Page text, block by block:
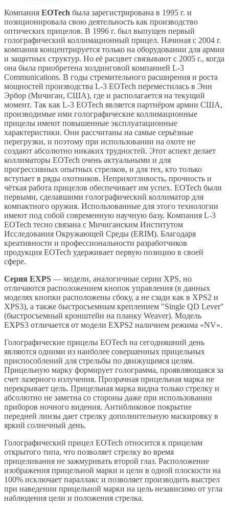
Компания EOTech была зарегистрирована в 1995 г. и
позиционировала свою деятельность как производство
оптических прицелов. В 1996 г. был выпущен первый
голографический коллимационный прицел. Начиная с 2004 г.
компания концентрируется только на оборудовании для армии
и защитных структур. Но её расцвет связывают с 2005 г., когда
она была приобретена холдинговой компанией L-3
Communications. В годы стремительного расширения и роста
мощностей производства L-3 EOTech переместилась в Энн
Эрбор (Мичиган, США), где и располагается на текущий
момент. Так как L-3 EOTech является партнёром армии США,
производимые ими голографические коллимационные
прицелы имеют повышенные эксплуатационные
характеристики. Они рассчитаны на самые серьёзные
перегрузки, и поэтому при использовании на охоте не
создают абсолютно никаких трудностей. Этот аспект делает
коллиматоры EOTech очень актуальными и для
прогрессивных опытных стрелков, и для тех, кто только
вступает в ряды охотников. Неприхотливость, прочность и
чёткая работа прицелов обеспечивает им успех. EOTech были
первыми, сделавшими голографический коллиматор для
компактного оружия. Использованные для этого технологии
имеют под собой современную научную базу. Компания L-3
EOTech тесно связана с Мичиганским Институтом
Исследования Окружающей Среды (ERIM). Благодаря
креативности и профессиональности разработчиков
продукция EOTech удерживает первую позицию в своей
сфере.
Серия EXPS — модели, аналогичные серии XPS, но
отличаются расположением кнопок управления (в данных
моделях кнопки расположены сбоку, а не сзади как в XPS2 и
XPS3), а также быстросъемным креплением "Single QD Lever"
(быстросъемный кронштейн на планку Weaver). Модель
EXPS3 отличается от модели EXPS2 наличием режима «NV».
Голографические прицелы EOTech на сегодняшний день
являются одними из наиболее совершенных прицельных
приспособлений для стрельбы по движущимся целям.
Прицельную марку формирует голограмма, проявляющаяся за
счет лазерного излучения. Прозрачная прицельная марка не
перекрывает цель. Прицельная марка видна только стрелку и
абсолютно не заметна со стороны даже при использовании
приборов ночного видения. Антибликовое покрытие
передней линзы дает стрелку дополнительную маскировку в
яркий солнечный день.
Голографический прицел EOTech относится к прицелам
открытого типа, что позволяет стрелку во время
прицеливания не зажмуривать второй глаз. Расположение
изображения прицельной марки и цели в одной плоскости на
100% исключает параллакс и позволяет производить выстрел
при наведении прицельной марки на цель независимо от угла
наблюдения цели и положения стрелка.